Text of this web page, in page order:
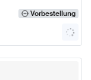
Vorbestellung